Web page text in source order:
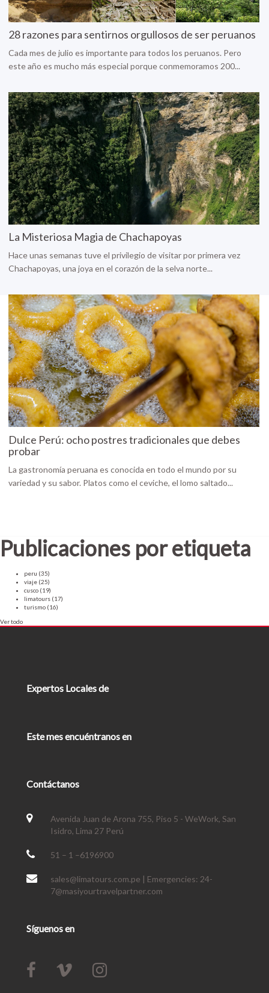
28 razones para sentirnos orgullosos de ser peruanos
Cada mes de julio es importante para todos los peruanos. Pero
este año es mucho más especial porque conmemoramos 200...
La Misteriosa Magia de Chachapoyas
Hace unas semanas tuve el privilegio de visitar por primera vez
Chachapoyas, una joya en el corazón de la selva norte...
Dulce Perú: ocho postres tradicionales que debes
probar
La gastronomía peruana es conocida en todo el mundo por su
variedad y su sabor. Platos como el ceviche, el lomo saltado...
Publicaciones por etiqueta
peru (35)
viaje (25)
cusco (19)
limatours (17)
turismo (16)
Ver todo
Expertos Locales de
Este mes encuéntranos en
Contáctanos
Avenida Juan de Arona 755, Piso 5 - WeWork, San
Isidro, Lima 27 Perú
51 – 1 –6196900
sales@limatours.com.pe | Emergencies: 24-
7@masiyourtravelpartner.com
Síguenos en